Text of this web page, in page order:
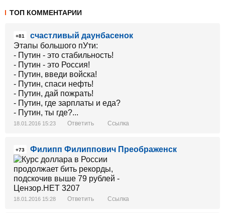
ТОП КОММЕНТАРИИ
+81
счастливый даунбасенок
Этапы большого пУти:
- Путин - это стабильность!
- Путин - это Россия!
- Путин, введи войска!
- Путин, спаси нефть!
- Путин, дай пожрать!
- Путин, где зарплаты и еда?
- Путин, ты где?...
18.01.2016 15:23 Ответить Ссылка
+73 Филипп Филиппович Преображенск
18.01.2016 15:28 Ответить Ссылка